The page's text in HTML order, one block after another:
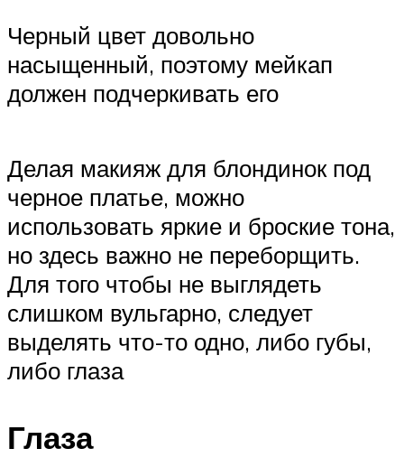
Черный цвет довольно
насыщенный, поэтому мейкап
должен подчеркивать его
Делая макияж для блондинок под
черное платье, можно
использовать яркие и броские тона,
но здесь важно не переборщить.
Для того чтобы не выглядеть
слишком вульгарно, следует
выделять что-то одно, либо губы,
либо глаза
Глаза